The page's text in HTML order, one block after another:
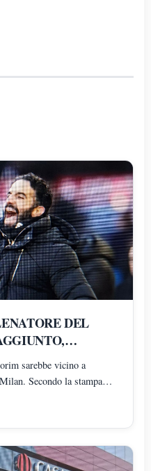
DEL
sarebbe vicino a
Secondo la stampa
ai risultati